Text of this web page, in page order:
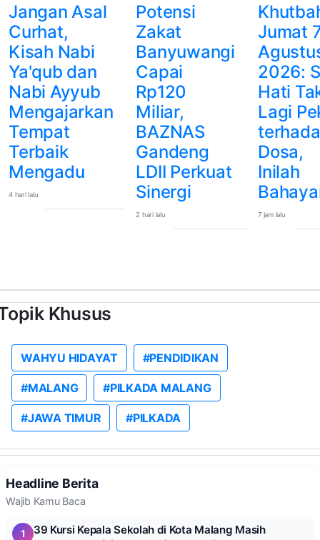
Jangan Asal
Curhat,
Kisah Nabi
Ya'qub dan
Nabi Ayyub
Mengajarkan
Tempat
Terbaik
Mengadu
4 hari lalu
Potensi
Zakat
Banyuwangi
Capai
Rp120
Miliar,
BAZNAS
Gandeng
LDII Perkuat
Sinergi
2 hari lalu
Jumat
2026:
Hati
Lagi
Dosa,
Inilah
7 jam lalu
Khusus
WAHYU HIDAYAT #PENDIDIKAN
#MALANG #PILKADA MALANG
#JAWA TIMUR #PILKADA
Headline Berita
Wajib Kamu Baca
1
39 Kursi Kepala Sekolah di Kota Malang Masih